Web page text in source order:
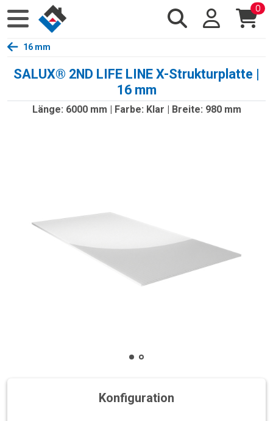
0
16 mm
SALUX® 2ND LIFE LINE X-Strukturplatte |
16 mm
Länge: 6000 mm | Farbe: Klar | Breite: 980 mm
Konfiguration